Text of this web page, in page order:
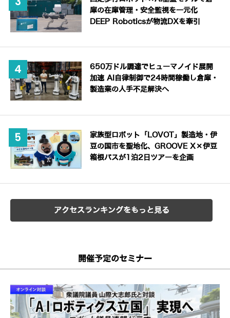
庫の在庫管理・安全監視を一元化
DEEP Roboticsが物流DXを牽引
650万ドル調達でヒューマノイド展開
加速 AI自律制御で24時間稼働し倉庫・
製造業の人手不足解決へ
家族型ロボット「LOVOT」製造地・伊
豆の国市を聖地化、GROOVE X×伊豆
箱根バスが1泊2日ツアーを企画
アクセスランキングをもっと見る
開催予定のセミナー